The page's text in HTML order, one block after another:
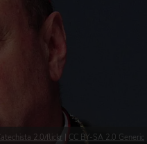
2.0/flickr CC BY-SA 2.0 Generic